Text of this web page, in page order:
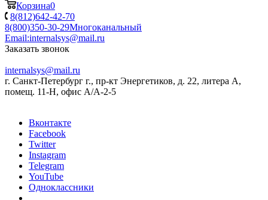
Корзина0
8(812)642-42-70
8(800)350-30-29Многоканальный
Email:internalsys@mail.ru
Заказать звонок
internalsys@mail.ru
г. Санкт-Петербург г., пр-кт Энергетиков, д. 22, литера А,
помещ. 11-Н, офис А/А-2-5
Вконтакте
Facebook
Twitter
Instagram
Telegram
YouTube
Одноклассники